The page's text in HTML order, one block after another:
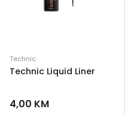
Technic
Technic Liquid Liner
4,00 KM